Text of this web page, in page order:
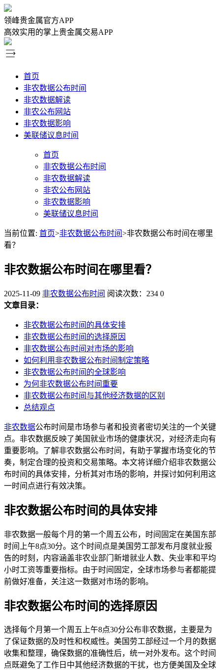
领峰贵金属官方APP
高效实用的掌上贵金属交易APP
首页
非农数据公布时间
非农数据解读
非农公布网站
非农数据影响
美联储议息时间
首页
非农数据公布时间
非农数据解读
非农公布网站
非农数据影响
美联储议息时间
当前位置: 首页>非农数据公布时间>非农数据公布时间在哪里
看？
非农数据公布时间在哪里看？
2025-11-09 非农数据公布时间 阅读次数：234 0
文章目录：
非农数据公布时间的具体安排
非农数据公布时间的选择原因
非农数据公布时间对市场的影响
如何利用非农数据公布时间制定策略
非农数据公布时间的全球影响
为何非农数据公布时间重要
非农数据公布时间与其他经济数据的区别
总结观点
非农数据公布时间是市场参与者和投资者密切关注的一个关键
点。非农数据反映了美国就业市场的健康状况，对经济走向有
重要影响。了解非农数据公布时间，有助于掌握市场变化的节
奏，制定合理的投资和交易策略。本文将详细介绍非农数据公
布时间的具体安排，分析其对市场的影响，并探讨如何利用这
一时间点进行有效决策。
非农数据公布时间的具体安排
非农数据一般每个月的第一个周五公布，时间固定在美国东部
时间上午8点30分。这个时间点是美国劳工部发布月度就业报
告的时刻，内容涵盖非农业部门新增就业人数、失业率和平均
小时工资等重要指标。由于时间固定，全球市场参与者都能提
前做好准备，关注这一数据对市场的影响。
非农数据公布时间的选择原因
选择每个月第一个周五上午8点30分公布非农数据，主要是为
了保证数据的及时性和权威性。美国劳工部经过一个月的数据
收集和整理，确保数据的准确性后，统一对外发布。这个时间
点既避免了工作日中其他经济数据的干扰，也方便美国及全球